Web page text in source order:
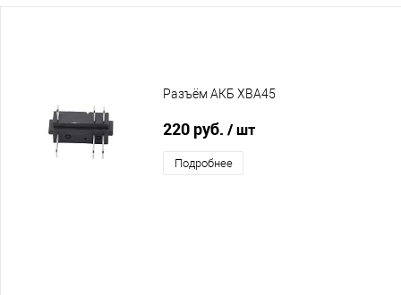
Разъём АКБ XBA45
220 руб. / шт
Подробнее